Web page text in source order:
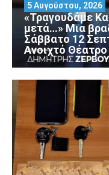
«Τραγουδάμε
μετά…» Μια
Σάββατο 12
Ανοιχτό
5 Αυγούστου, 2026